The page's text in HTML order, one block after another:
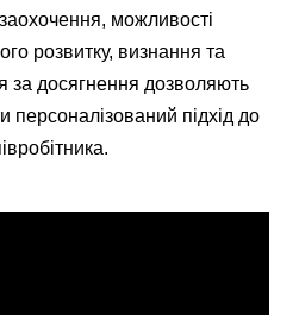
можливості
розвитку, визнання та
за досягнення дозволяють
персоналізований підхід до